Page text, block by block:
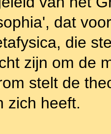
dat
die
zijn om de
stelt de
zich heeft.